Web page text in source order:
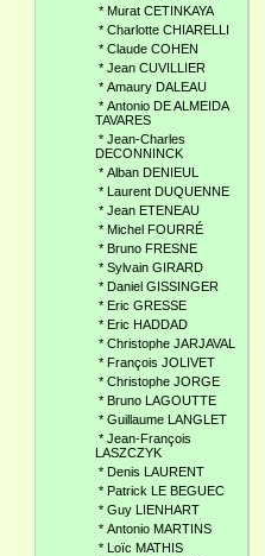
* Murat CETINKAYA
* Charlotte CHIARELLI
* Claude COHEN
* Jean CUVILLIER
* Amaury DALEAU
* Antonio DE ALMEIDA
TAVARES
* Jean-Charles
DECONNINCK
* Alban DENIEUL
* Laurent DUQUENNE
* Jean ETENEAU
* Michel FOURRÉ
* Bruno FRESNE
* Sylvain GIRARD
* Daniel GISSINGER
* Eric GRESSE
* Eric HADDAD
* Christophe JARJAVAL
* François JOLIVET
* Christophe JORGE
* Bruno LAGOUTTE
* Guillaume LANGLET
* Jean-François
LASZCZYK
* Denis LAURENT
* Patrick LE BEGUEC
* Guy LIENHART
* Antonio MARTINS
* Loïc MATHIS